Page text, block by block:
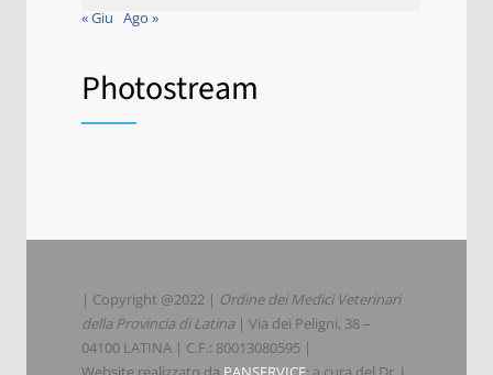
« Giu Ago »
Photostream
| Copyright @2022 | Ordine dei Medici Veterinari
della Provincia di Latina | Via dei Peligni, 38 –
04100 LATINA | C.F.: 80013080595 |